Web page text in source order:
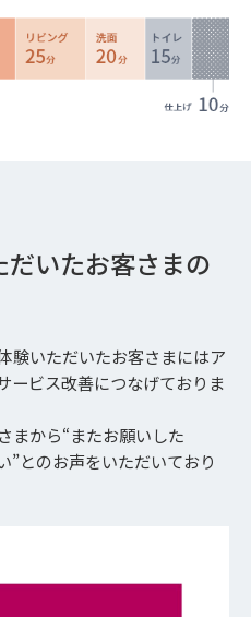
いたお客さまの
験いただいたお客さまにはア
ービス改善につなげておりま
まから“またお願いした
”とのお声をいただいており